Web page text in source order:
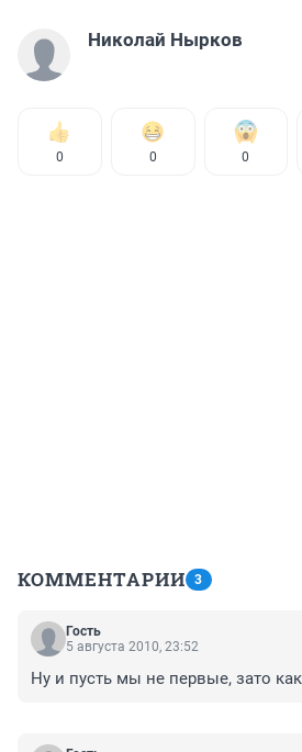
Николай Нырков
0 0 0
КОММЕНТАРИИ 3
Гость
5 августа 2010, 23:52
Ну и пусть мы не первые, зато